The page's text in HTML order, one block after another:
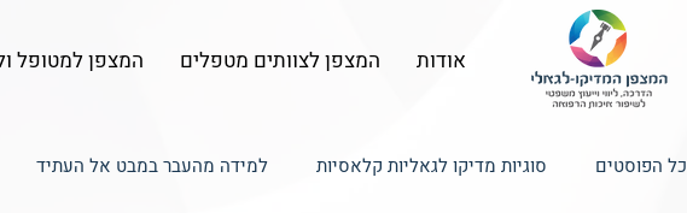
אודות המצפן לצוותים מטפלים המצפן למטופל
כל הפוסטים סוגיות מדיקו לגאליות קלאסיות למידה מהעבר במבט אל העתיד